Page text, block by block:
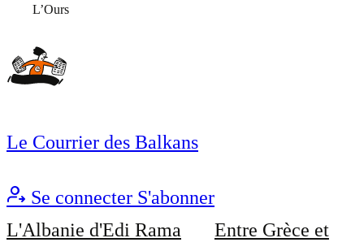
L’Ours
Le Courrier des Balkans
Se connecter S'abonner
L'Albanie d'Edi Rama
Entre Grèce et